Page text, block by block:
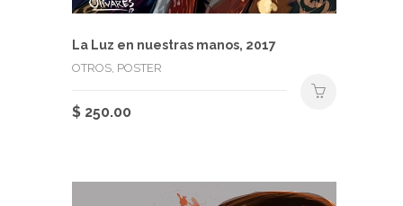
La Luz en nuestras manos, 2017
OTROS, POSTER
$ 250.00Este
variantes.